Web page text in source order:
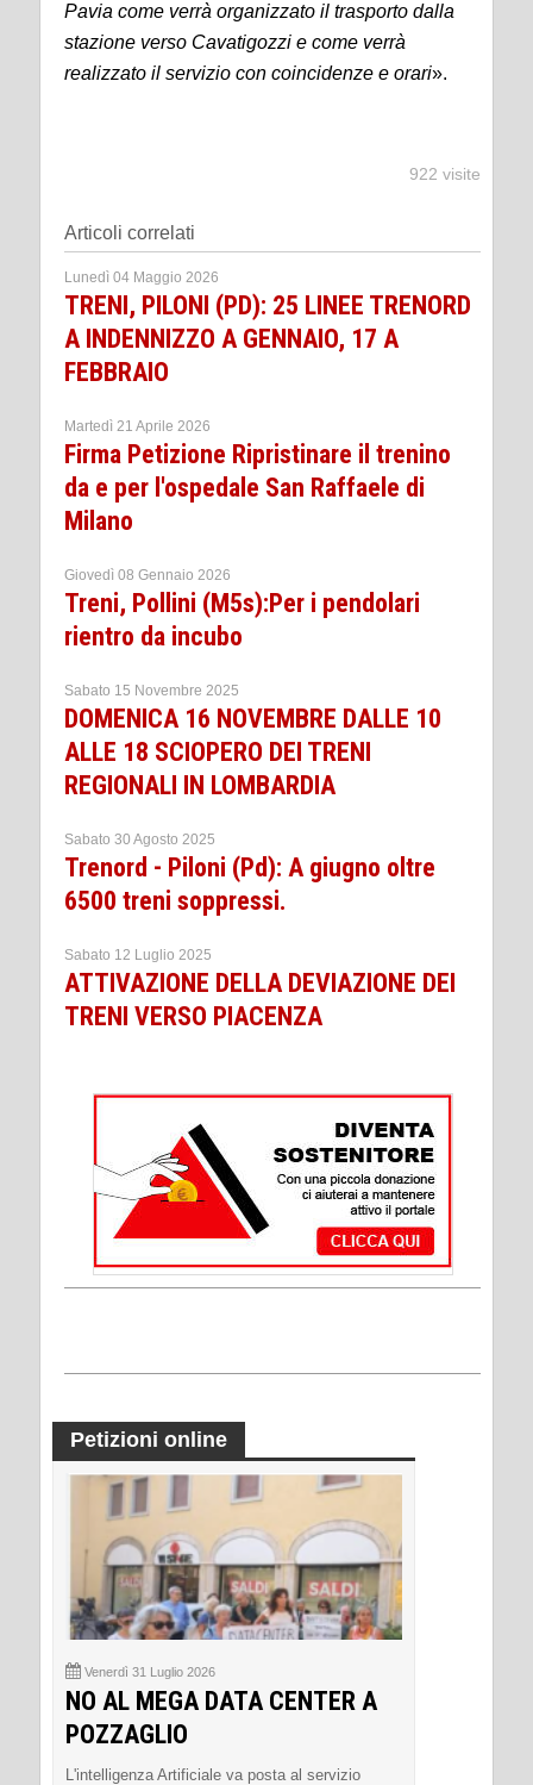
Pavia come verrà organizzato il trasporto dalla
stazione verso Cavatigozzi e come verrà
realizzato il servizio con coincidenze e orari».
922 visite
Articoli correlati
Lunedì 04 Maggio 2026
TRENI, PILONI (PD): 25 LINEE TRENORD
A INDENNIZZO A GENNAIO, 17 A
FEBBRAIO
Martedì 21 Aprile 2026
Firma Petizione Ripristinare il trenino
da e per l'ospedale San Raffaele di
Milano
Giovedì 08 Gennaio 2026
Treni, Pollini (M5s):Per i pendolari
rientro da incubo
Sabato 15 Novembre 2025
DOMENICA 16 NOVEMBRE DALLE 10
ALLE 18 SCIOPERO DEI TRENI
REGIONALI IN LOMBARDIA
Sabato 30 Agosto 2025
Trenord - Piloni (Pd): A giugno oltre
6500 treni soppressi.
Sabato 12 Luglio 2025
ATTIVAZIONE DELLA DEVIAZIONE DEI
TRENI VERSO PIACENZA
Petizioni online
Venerdì 31 Luglio 2026
NO AL MEGA DATA CENTER A
POZZAGLIO
L'intelligenza Artificiale va posta al servizio